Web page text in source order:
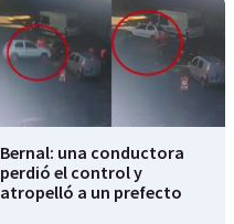
Bernal: una conductora
perdió el control y
atropelló a un prefecto